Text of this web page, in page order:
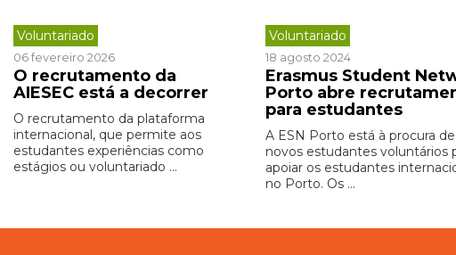
Voluntariado
06 fevereiro 2026
O recrutamento da
AIESEC está a decorrer
O recrutamento da plataforma
internacional, que permite aos
estudantes experiências como
estágios ou voluntariado ...
Voluntariado
18 agosto 2024
Erasmus Student
Porto abre
para estudantes
A ESN Porto está à procura de
novos estudantes voluntários
apoiar os estudantes
no Porto. Os ...